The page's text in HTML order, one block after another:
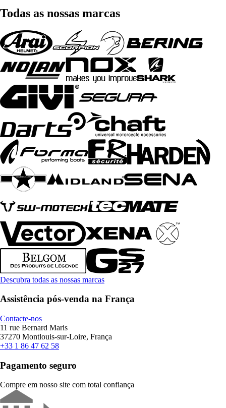
Todas as nossas marcas
Descubra todas as nossas marcas
Assistência pós-venda na França
Contacte-nos
11 rue Bernard Maris
37270 Montlouis-sur-Loire, França
+33 1 86 47 62 58
Pagamento seguro
Compre em nosso site com total confiança